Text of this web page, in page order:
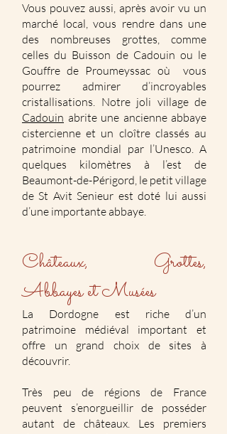
Vous pouvez aussi, après avoir vu un
marché local, vous rendre dans une
des nombreuses grottes, comme
celles du Buisson de Cadouin ou le
Gouffre de Proumeyssac où vous
pourrez admirer d’incroyables
cristallisations. Notre joli village de
Cadouin abrite une ancienne abbaye
cistercienne et un cloître classés au
patrimoine mondial par l’Unesco. A
quelques kilomètres à l’est de
Beaumont-de-Périgord, le petit village
de St Avit Senieur est doté lui aussi
d’une importante abbaye.
Châteaux, Grottes,
Abbayes et Musées
La Dordogne est riche d’un
patrimoine médiéval important et
offre un grand choix de sites à
découvrir.
Très peu de régions de France
peuvent s’enorgueillir de posséder
autant de châteaux. Les premiers